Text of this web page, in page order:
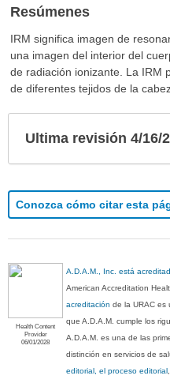
Resúmenes
IRM significa imagen de
una imagen del interior del
de radiación ionizante. La IRM
de diferentes tejidos de la
Ultima revisión 4/16/
Conozca cómo citar esta
Health Content
Provider
06/01/2028
A.D.A.M., Inc. está
American Accreditation
acreditación de la URAC es
que A.D.A.M. cumple los
A.D.A.M. es una de las
distinción en servicios de
editorial, el proceso editorial